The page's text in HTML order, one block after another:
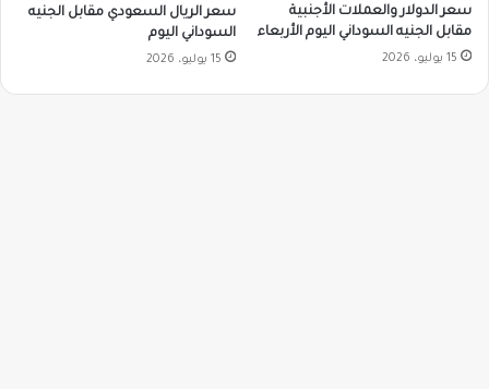
سعر الدولار والعملات الأجنبية
مقابل الجنيه السوداني اليوم الأربعاء
15 يوليو، 2026
سعر الريال السعودي مقابل الجنيه
السوداني اليوم
15 يوليو، 2026